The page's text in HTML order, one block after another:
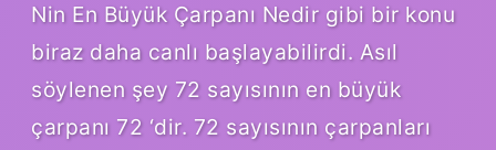
Nin En Büyük Çarpanı Nedir gibi bir konu
biraz daha canlı başlayabilirdi. Asıl
söylenen şey 72 sayısının en büyük
çarpanı 72 ‘dir. 72 sayısının çarpanları